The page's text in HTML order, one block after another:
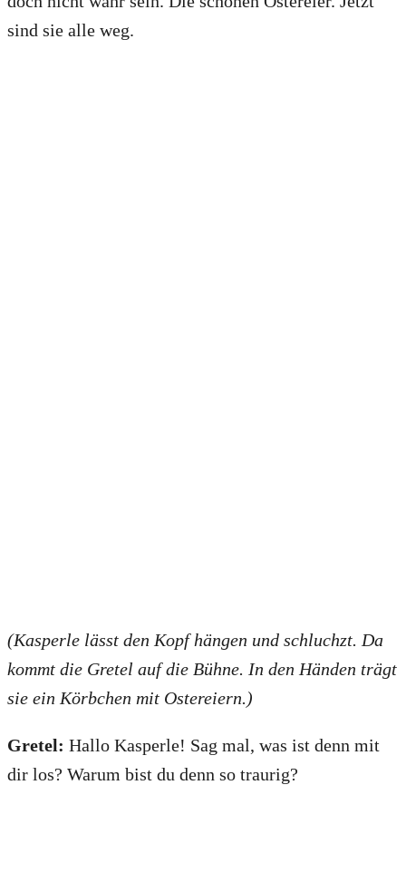
sind sie alle weg.
(Kasperle lässt den Kopf hängen und schluchzt. Da
kommt die Gretel auf die Bühne. In den Händen trägt
sie ein Körbchen mit Ostereiern.)
Gretel: Hallo Kasperle! Sag mal, was ist denn mit
dir los? Warum bist du denn so traurig?